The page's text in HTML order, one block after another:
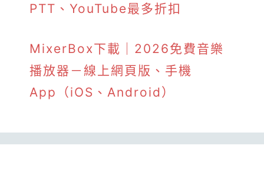
PTT、YouTube最多折扣
MixerBox下載｜2026免費音樂
播放器－線上網頁版、手機
App（iOS、Android）